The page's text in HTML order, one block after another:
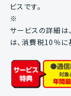
ビスです。
※
サービスの詳細は
は、消費税10％に